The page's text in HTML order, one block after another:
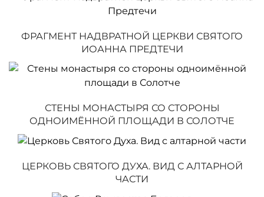
ФРАГМЕНТ НАДВРАТНОЙ ЦЕРКВИ СВЯТОГО
ИОАННА ПРЕДТЕЧИ
СТЕНЫ МОНАСТЫРЯ СО СТОРОНЫ
ОДНОИМЁННОЙ ПЛОЩАДИ В СОЛОТЧЕ
ЦЕРКОВЬ СВЯТОГО ДУХА. ВИД С АЛТАРНОЙ
ЧАСТИ